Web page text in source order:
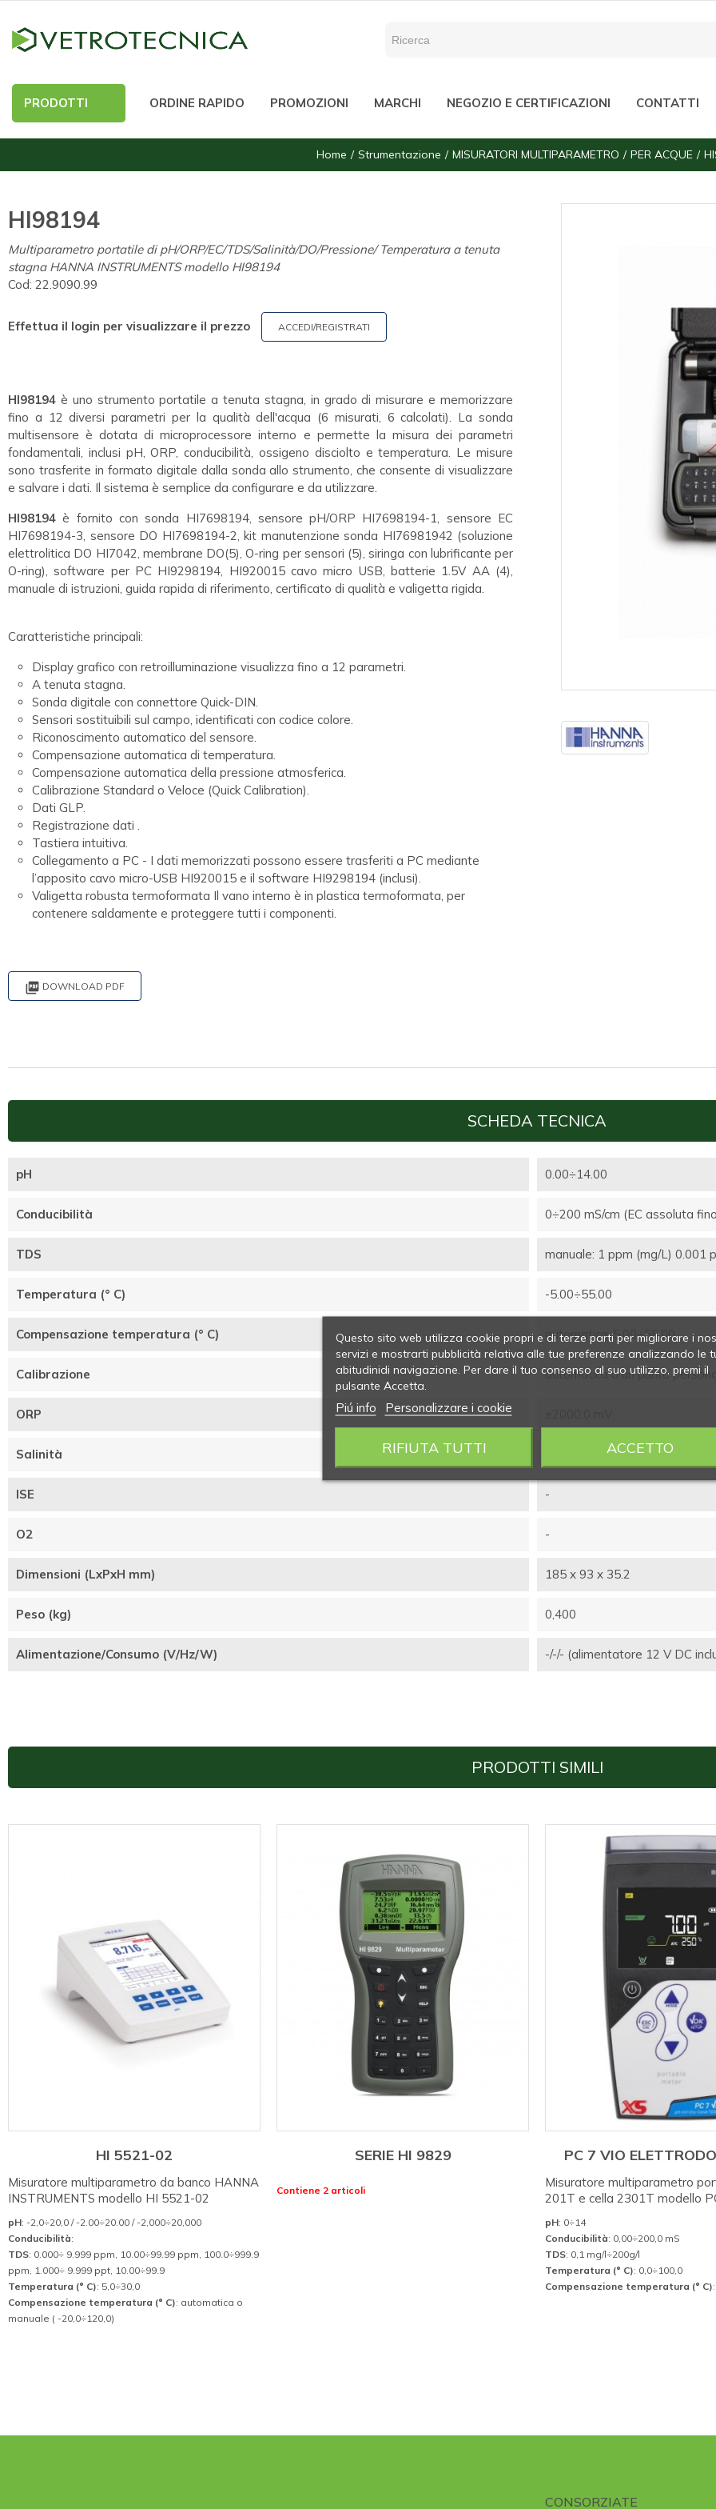
PRODOTTI ORDINE RAPIDO PROMOZIONI MARCHI NEGOZIO E CERTIFICAZIONI CONTATTI
Home Strumentazione MISURATORI MULTIPARAMETRO PER ACQUE
HI98194
Multiparametro portatile di pH/ORP/EC/TDS/Salinità/DO/Pressione/ Temperatura a tenuta
stagna HANNA INSTRUMENTS modello HI98194
Cod: 22.9090.99
Effettua il login per visualizzare il prezzo ACCEDI/REGISTRATI
HI98194 è uno strumento portatile a tenuta stagna, in grado di misurare e memorizzare
fino a 12 diversi parametri per la qualità dell'acqua (6 misurati, 6 calcolati). La sonda
multisensore è dotata di microprocessore interno e permette la misura dei parametri
fondamentali, inclusi pH, ORP, conducibilità, ossigeno disciolto e temperatura. Le misure
sono trasferite in formato digitale dalla sonda allo strumento, che consente di visualizzare
e salvare i dati. Il sistema è semplice da configurare e da utilizzare.
HI98194è fornito con sonda HI7698194, sensore pH/ORP HI7698194-1, sensore EC
HI7698194-3, sensore DO HI7698194-2, kit manutenzione sonda HI76981942 (soluzione
elettrolitica DO HI7042, membrane DO(5), O-ring per sensori (5), siringa con lubrificante per
O-ring), software per PC HI9298194, HI920015 cavo micro USB, batterie 1.5V AA (4),
manuale di istruzioni, guida rapida di riferimento, certificato di qualità e valigetta rigida.
Caratteristiche principali:
Display grafico con retroilluminazione visualizza fino a 12 parametri.
A tenuta stagna.
Sonda digitale con connettore Quick-DIN.
Sensori sostituibili sul campo, identificati con codice colore.
Riconoscimento automatico del sensore.
Compensazione automatica di temperatura.
Compensazione automatica della pressione atmosferica.
Calibrazione Standard o Veloce (Quick Calibration).
Dati GLP.
Registrazione dati .
Tastiera intuitiva.
Collegamento a PC - I dati memorizzati possono essere trasferiti a PC mediante
l’apposito cavo micro-USB HI920015 e il software HI9298194 (inclusi).
Valigetta robusta termoformata Il vano interno è in plastica termoformata, per
contenere saldamente e proteggere tutti i componenti.
 DOWNLOAD PDF
SCHEDA TECNICA
pH 0.00÷14.00
Conducibilità 0÷200 mS/cm (EC assoluta
TDS manuale: 1 ppm (mg/L) 0.001
Temperatura (° C) -5.00÷55.00
Compensazione temperatura (° C) automatica-5.00÷55.00
Calibrazione automatica a un punto
ORP
Salinità 0.00÷70.00 PSU
ISE -
O2 -
Dimensioni (LxPxH mm) 185 x 93 x 35.2
Peso (kg) 0,400
Alimentazione/Consumo (V/Hz/W) -/-/- (alimentatore 12 V DC
PRODOTTI SIMILI
HI 5521-02
Misuratore multiparametro da banco HANNA
INSTRUMENTS modello HI 5521-02
pH: -2,0÷20,0 / -2.00÷20.00 / -2,000÷20,000
Conducibilità:
TDS: 0.000÷ 9.999 ppm, 10.00÷99.99 ppm, 100.0÷999.9
ppm, 1.000÷ 9.999 ppt, 10.00÷99.9
Temperatura (° C): 5,0÷30,0
Compensazione temperatura (° C): automatica o
manuale ( -20,0÷120,0)
SERIE HI 9829
Contiene 2 articoli
PC 7 VIO
Misuratore multiparametro
201T e cella 2301T modello
pH: 0÷14
Conducibilità: 0,00÷200,0 mS
TDS: 0,1 mg/l÷200g/l
Temperatura (° C): 0,0÷100,0
Compensazione temperatura (° C)
CONSORZIATE
Questo sito web utilizza cookie propri e di terze parti per migliorare i
servizi e mostrarti pubblicità relativa alle tue preferenze analizzando le
abitudinidi navigazione. Per dare il tuo consenso al suo utilizzo, premi il
pulsante Accetta.
Piú info Personalizzare i cookie
RIFIUTA TUTTI ACCETTO